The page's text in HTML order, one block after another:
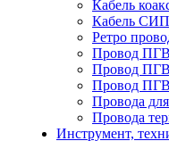
Кабель
Кабель
Ретро
Провод
Провод
Провод
Провода
Провода
Инструмент,